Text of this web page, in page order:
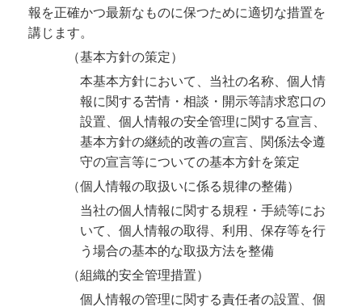
報を正確かつ最新なものに保つために適切な措置を
講じます。
（基本方針の策定）
本基本方針において、当社の名称、個人情
報に関する苦情・相談・開示等請求窓口の
設置、個人情報の安全管理に関する宣言、
基本方針の継続的改善の宣言、関係法令遵
守の宣言等についての基本方針を策定
（個人情報の取扱いに係る規律の整備）
当社の個人情報に関する規程・手続等にお
いて、個人情報の取得、利用、保存等を行
う場合の基本的な取扱方法を整備
（組織的安全管理措置）
個人情報の管理に関する責任者の設置、個